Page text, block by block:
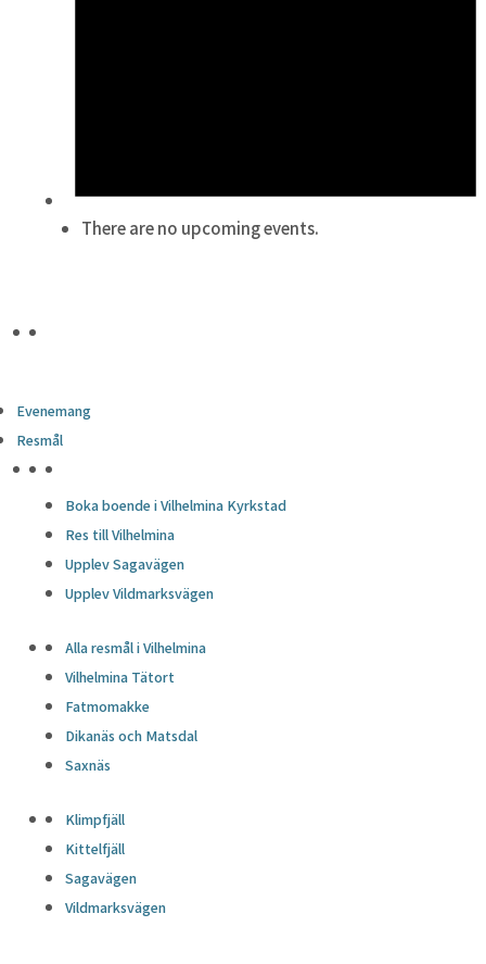
There are no upcoming events.
Evenemang
Resmål
Boka boende i Vilhelmina Kyrkstad
Res till Vilhelmina
Upplev Sagavägen
Upplev Vildmarksvägen
Alla resmål i Vilhelmina
Vilhelmina Tätort
Fatmomakke
Dikanäs och Matsdal
Saxnäs
Klimpfjäll
Kittelfjäll
Sagavägen
Vildmarksvägen